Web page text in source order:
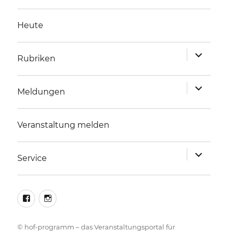
Heute
Rubriken
anzeigen
Meldungen
anzeigen
Veranstaltung melden
Service
anzeigen
facebookinstagram
© hof-programm – das Veranstaltungsportal für